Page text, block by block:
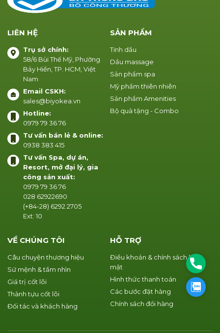
SẢN PHẨM
Tinh dầu
Dầu massage
Sản phẩm spa
Mỹ phẩm thiên nhiên
Sản phẩm Amenities
Bộ quà tặng - Combo
VỀ CHÚNG TÔI
Câu chuyện thương hiệu
Sứ mệnh & tầm nhìn
Giá trị cốt lõi
Thành tựu cốt lõi
Đối tác và khách hàng
HỖ TRỢ
Điều khoản & chính sách bảo
mật
Hình thức thanh toán
Các bước đặt hàng
Chính sách đổi hàng
LIÊN HỆ
Trụ sở chính:
58/6 Bùi Thế Mỹ, Phường
Bảy Hiền, TP. HCM, Việt
Nam
Email CSKH:
sales@biyokea.vn
Hotline:
0979 79 36 76
Tư vấn bán lẻ & online:
0938 383 415
Tư vấn Spa, dự án,
Resort, mở đại lý, gia
công sản xuất:
0979 79 36 76
028 62922690
(+84-28) 6292 2705
Ext: 10
Phone
Zalo